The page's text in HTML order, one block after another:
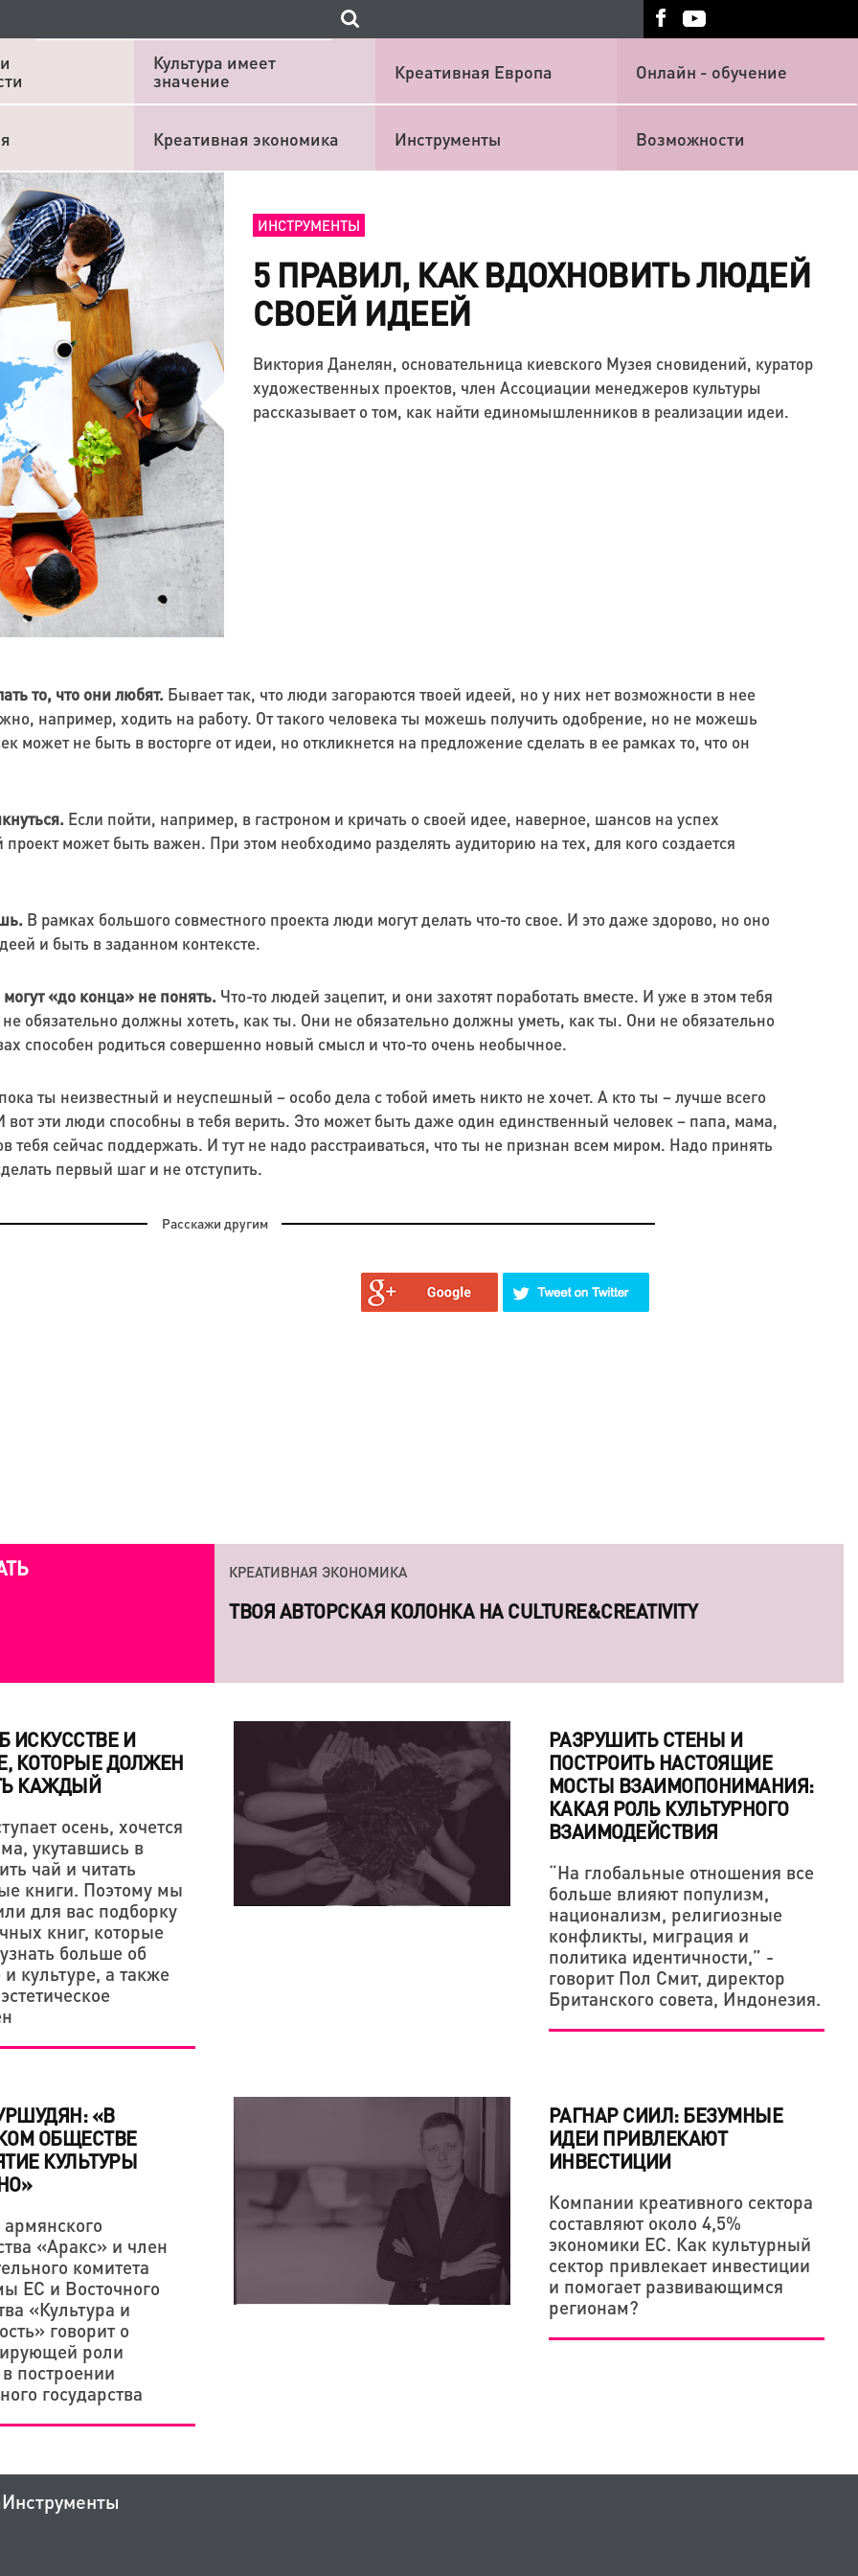
Культура имеет
значение
Креативная Европа Онлайн - обучение
Креативная экономика Инструменты Возможности
ИНСТРУМЕНТЫ
5 ПРАВИЛ, КАК ВДОХНОВИТЬ ЛЮДЕЙ
СВОЕЙ ИДЕЕЙ
Виктория Данелян, основательница киевского Музея сновидений, куратор
художественных проектов, член Ассоциации менеджеров культуры
рассказывает о том, как найти единомышленников в реализации идеи.
то, что они любят. Бывает так, что люди загораются твоей идеей, но у них нет возможности в нее
например, ходить на работу. От такого человека ты можешь получить одобрение, но не можешь
может не быть в восторге от идеи, но откликнется на предложение сделать в ее рамках то, что он
Если пойти, например, в гастроном и кричать о своей идее, наверное, шансов на успех
может быть важен. При этом необходимо разделять аудиторию на тех, для кого создается
В рамках большого совместного проекта люди могут делать что-то свое. И это даже здорово, но оно
и быть в заданном контексте.
«до конца» не понять. Что-то людей зацепит, и они захотят поработать вместе. И уже в этом тебя
обязательно должны хотеть, как ты. Они не обязательно должны уметь, как ты. Они не обязательно
способен родиться совершенно новый смысл и что-то очень необычное.
ты неизвестный и неуспешный – особо дела с тобой иметь никто не хочет. А кто ты – лучше всего
вот эти люди способны в тебя верить. Это может быть даже один единственный человек – папа, мама,
тебя сейчас поддержать. И тут не надо расстраиваться, что ты не признан всем миром. Надо принять
первый шаг и не отступить.
Расскажи другим
КРЕАТИВНАЯ ЭКОНОМИКА
«СЕРГЕЙ ПАРАДЖАНОВ ОДНАЖДЫ ПООБЕЩАЛ ОТОМСТИТЬ МИРУ
ЛЮБОВЬЮ — НАША ТВОРЧЕСКАЯ ПОЗИЦИЯ ТОЖЕ ДЕРЖИТСЯ НА
КРЕАТИВНАЯ ЭКОНОМИКА
ТВОЯ АВТОРСКАЯ КОЛОНКА НА CULTURE&CREATIVITY
КРЕАТИВНАЯ ЭКОНОМИКА
ИСКУССТВЕ И
КОТОРЫЕ ДОЛЖЕН
КАЖДЫЙ
осень, хочется
укутавшись в
чай и читать
книги. Поэтому мы
для вас подборку
книг, которые
больше об
и культуре, а также
РАЗРУШИТЬ СТЕНЫ И
ПОСТРОИТЬ НАСТОЯЩИЕ
МОСТЫ ВЗАИМОПОНИМАНИЯ:
КАКАЯ РОЛЬ КУЛЬТУРНОГО
ВЗАИМОДЕЙСТВИЯ
“На глобальные отношения все
больше влияют популизм,
национализм, религиозные
конфликты, миграция и
политика идентичности,” -
говорит Пол Смит, директор
Британского совета, Индонезия.
«В
ОБЩЕСТВЕ
КУЛЬТУРЫ
«Аракс» и член
комитета
ЕС и Восточного
«Культура и
говорит о
роли
построении
государства
РАГНАР СИИЛ: БЕЗУМНЫЕ
ИДЕИ ПРИВЛЕКАЮТ
ИНВЕСТИЦИИ
Компании креативного сектора
составляют около 4,5%
экономики ЕС. Как культурный
сектор привлекает инвестиции
и помогает развивающимся
регионам?
Инструменты